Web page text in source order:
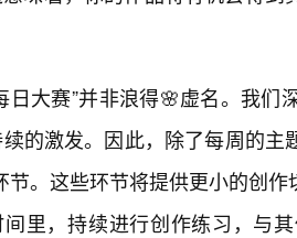
日大赛”并非浪得🌸虚名。我
的激发。因此，除了每周的主
节。这些环节将提供更小的创
里，持续进行创作练习，与